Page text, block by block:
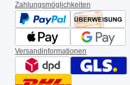
Zahlungsmöglichkeiten
Versandinformationen